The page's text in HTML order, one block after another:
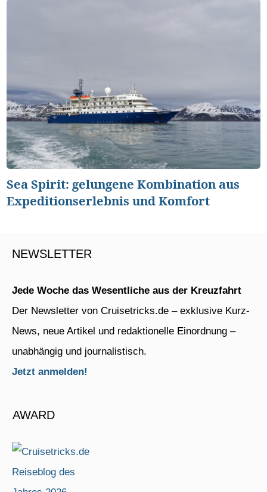
Sea Spirit: gelungene Kombination aus
Expeditionserlebnis und Komfort
NEWSLETTER
Jede Woche das Wesentliche aus der Kreuzfahrt
Der Newsletter von Cruisetricks.de – exklusive Kurz-
News, neue Artikel und redaktionelle Einordnung –
unabhängig und journalistisch.
Jetzt anmelden!
AWARD